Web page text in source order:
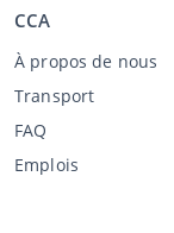
CCA
À propos de nous
Transport
FAQ
Emplois